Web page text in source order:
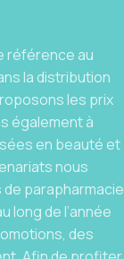
référence au
la distribution
les prix
également à
en beauté et
nous
parapharmacie
long de l’année
des